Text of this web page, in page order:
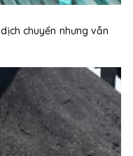
chuyển nhưng vẫn